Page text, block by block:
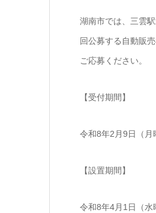
湖南市では、三雲
回公募する自動販
ご応募ください。
【受付期間】
令和8年2月9日（
【設置期間】
令和8年4月1日（